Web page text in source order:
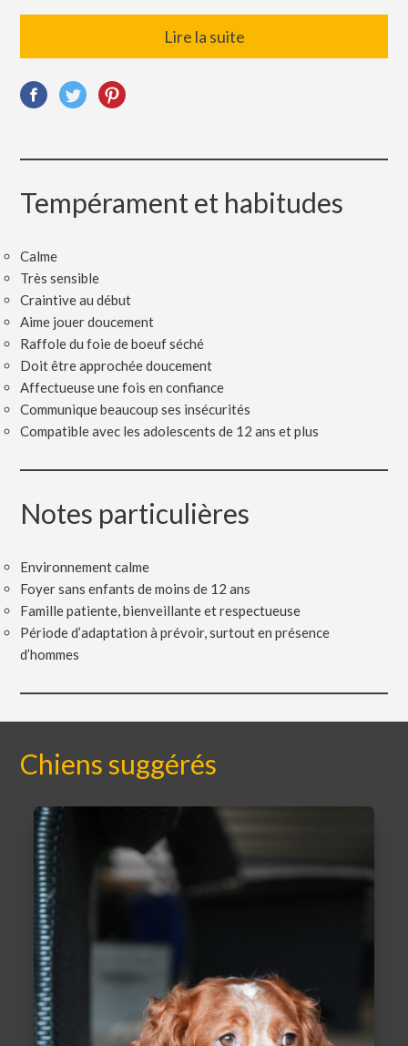
Lire la suite
Tempérament et habitudes
Calme
Très sensible
Craintive au début
Aime jouer doucement
Raffole du foie de boeuf séché
Doit être approchée doucement
Affectueuse une fois en confiance
Communique beaucoup ses insécurités
Compatible avec les adolescents de 12 ans et plus
Notes particulières
Environnement calme
Foyer sans enfants de moins de 12 ans
Famille patiente, bienveillante et respectueuse
Période d’adaptation à prévoir, surtout en présence
d’hommes
Chiens suggérés